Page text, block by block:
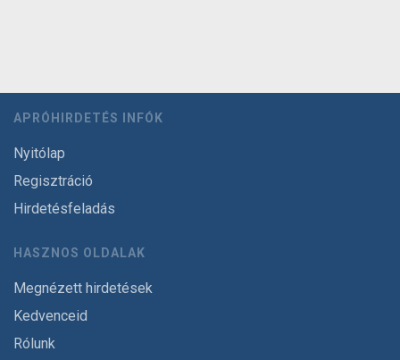
APRÓHIRDETÉS INFÓK
Nyitólap
Regisztráció
Hirdetésfeladás
HASZNOS OLDALAK
Megnézett hirdetések
Kedvenceid
Rólunk